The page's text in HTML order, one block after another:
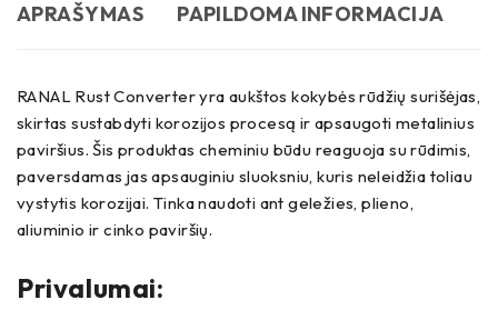
APRAŠYMAS PAPILDOMA INFORMACIJA
RANAL Rust Converter yra aukštos kokybės rūdžių surišėjas,
skirtas sustabdyti korozijos procesą ir apsaugoti metalinius
paviršius. Šis produktas cheminiu būdu reaguoja su rūdimis,
paversdamas jas apsauginiu sluoksniu, kuris neleidžia toliau
vystytis korozijai. Tinka naudoti ant geležies, plieno,
aliuminio ir cinko paviršių.
Privalumai: